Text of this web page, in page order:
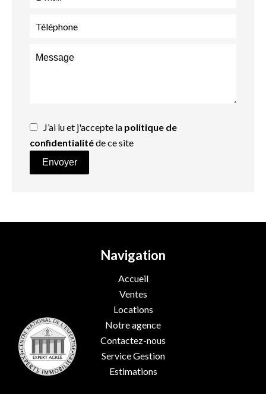
J’ai lu et j'accepte la politique de
confidentialitéde ce site
Envoyer
Navigation
Accueil
Ventes
Locations
Notre agence
Contactez-nous
Service Gestion
Estimations